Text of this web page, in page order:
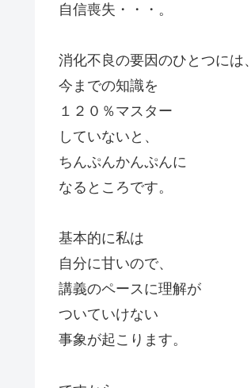
自信喪失・・・。
消化不良の要因のひとつには、
今までの知識を
１２０％マスター
していないと、
ちんぷんかんぷんに
なるところです。
基本的に私は
自分に甘いので、
講義のペースに理解が
ついていけない
事象が起こります。